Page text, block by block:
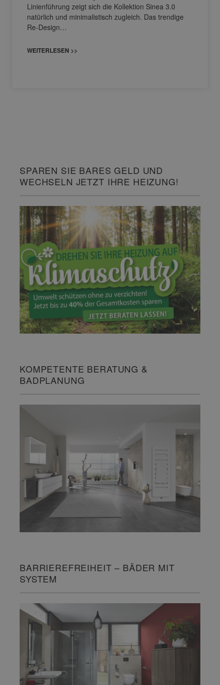
Linienführung zeigt sich die Kollektion Sinea 3.0
natürlich und minimalistisch zugleich. Das trendige
Re-Design…
WEITERLESEN >>
SPAREN SIE BARES GELD UND
WECHSELN JETZT IHRE HEIZUNG!
KOMPETENTE BERATUNG &
BADPLANUNG
BARRIEREFREIHEIT – BÄDER MIT
SYSTEM